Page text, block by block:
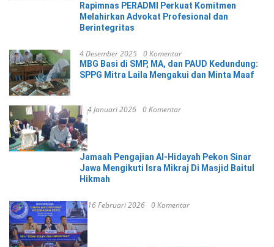
Rapimnas PERADMI Perkuat Komitmen
Melahirkan Advokat Profesional dan
Berintegritas
4 Desember 2025 0 Komentar
MBG Basi di SMP, MA, dan PAUD Kedundung:
SPPG Mitra Laila Mengakui dan Minta Maaf
4 Januari 2026 0 Komentar
Jamaah Pengajian Al-Hidayah Pekon Sinar
Jawa Mengikuti Isra Mikraj Di Masjid Baitul
Hikmah
16 Februari 2026 0 Komentar